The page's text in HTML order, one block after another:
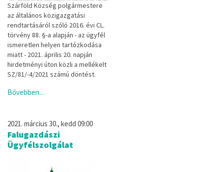
Szárföld Község polgármestere
az általános közigazgatási
rendtartásáról szóló 2016. évi CL.
törvény 88. §-a alapján - az ügyfél
ismeretlen helyen tartózkodása
miatt - 2021. április 20. napján
hirdetményi úton közli a mellékelt
SZ/81/-4/2021 számú döntést.
Bővebben...
2021. március 30., kedd 09:00
Falugazdászi
Ügyfélszolgálat